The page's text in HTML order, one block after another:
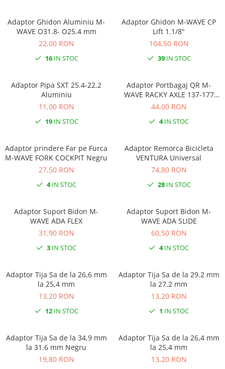
Jante
Angrenaje
Ureche cadru
Cuvete
Monobloc
Adaptor Ghidon Aluminiu M-
WAVE O31.8- O25.4 mm
22,00 RON
16IN STOC
Adaptor Ghidon M-WAVE CP
Lift 1.1/8"
104,50 RON
39IN STOC
Adaptor Pipa SXT 25.4-22.2
Aluminiu
11,00 RON
19IN STOC
Adaptor Portbagaj QR M-
WAVE RACKY AXLE 137-177
mm
44,00 RON
4IN STOC
Adaptor prindere Far pe Furca
M-WAVE FORK COCKPIT Negru
27,50 RON
4IN STOC
Adaptor Remorca Bicicleta
VENTURA Universal
74,80 RON
28IN STOC
Adaptor Suport Bidon M-
WAVE ADA FLEX
31,90 RON
3 IN STOC
Adaptor Suport Bidon M-
WAVE ADA SLIDE
60,50 RON
4IN STOC
Adaptor Tija Sa de la 26,6 mm
la 25,4 mm
13,20 RON
12IN STOC
Adaptor Tija Sa de la 29.2 mm
la 27.2 mm
13,20 RON
1 IN STOC
Adaptor Tija Sa de la 34,9 mm
la 31.6 mm Negru
19,80 RON
Adaptor Tija Sa de la 26,4 mm
la 25,4 mm
13,20 RON